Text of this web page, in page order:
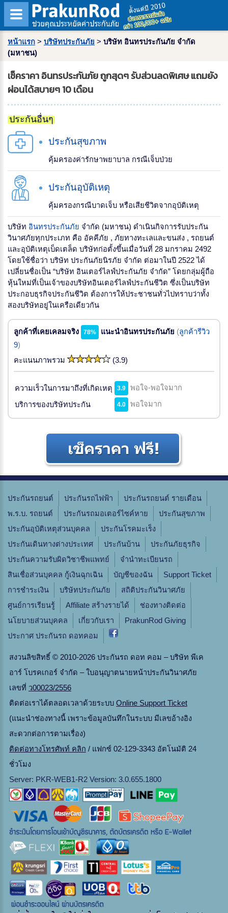
หน้าแรก > บริษัทประกันภัย > บริษัท อินทรประกันภัย จำกัด
(มหาชน)
เช็คราคา อินทรประกันภัย ถูกสุดๆ รับส่วนลดพิเศษ แถมยัง
ผ่อนได้สบายๆ 10 เดือน
ประกันอื่นๆ
ประกันสุขภาพ
คุ้มครองค่ารักษาพยาบาล กรณีเจ็บป่วย
ประกันอุบัติเหตุ
คุ้มครองกรณีบาดเจ็บ หรือเสียชีวิตจากอุบัติเหตุ
บริษัท อินทรประกันภัย จำกัด (มหาชน) ดำเนินกิจการรับประกัน
วินาศภัยทุกประเภท คือ อัคคีภัย , ภัยทางทะเลและขนส่ง , รถยนต์
และอุบัติเหตุเบ็ดเตล็ด บริษัทก่อตั้งขึ้นเมื่อวันที่ 28 มกราคม 2492
โดยใช้ชื่อว่า บริษัท ประกันภัยนิรภัย จำกัด ต่อมาในปี 2522 ได้
เปลี่ยนชื่อเป็น “บริษัท อินเตอร์ไลฟ์ประกันภัย จำกัด” โดยกลุ่มผู้ถือ
หุ้นใหม่ที่เป็นเจ้าของบริษัทอินเตอร์ไลฟ์ประกันชีวิต ซึ่งเป็นบริษัท
ประกอบธุรกิจประกันชีวิต ต้องการให้ประชาชนทั่วไปทราบว่าทั้ง
สองบริษัทอยู่ในเครือเดียวกัน
ลูกค้าที่เคยเคลมจริง 78% แนะนำอินทรประกันภัย (ลูกค้ารีวิว
9)
คะแนนภาพรวม
(3.9)
ความเร็วในการมาถึงที่เกิดเหตุ 3.9 พอใจ-พอใจมาก
บริการของบริษัทประกัน 4.0 พอใจมาก
ประกันรถยนต์ ประกันรถไฟฟ้า
ประกันรถยนต์ รายเดือน
พ.ร.บ. รถยนต์
ประกันรถมอเตอร์ไซค์หาย
ประกันสุขภาพ
ประกันอุบัติเหตุส่วนบุคคล
ประกันโรคมะเร็ง
ประกันเดินทางต่างประเทศ
ประกันบ้าน
ประกันภัยธุรกิจ
ประกันความรับผิดวิชาชีพแพทย์
จํานําทะเบียนรถ
สินเชื่อส่วนบุคคล กู้เงินฉุกเฉิน
บัญชีของฉัน
Support Ticket
การชำระเงิน
บริษัทประกันภัย
สถิติประกันวินาศภัย
ศูนย์การเรียนรู้
Affiliate สร้างรายได้
ช่องทางติดต่อ
นโยบายส่วนบุคคล
เกี่ยวกับเรา
PrakunRod Giving
ประกาศ ประกันรถ ดอทคอม
สงวนลิขสิทธิ์ © 2010-2026 ประกันรถ ดอท คอม – บริษัท พีเค
อาร์ โบรคเกอร์ จำกัด – ใบอนุญาตนายหน้าประกันวินาศภัย
เลขที่ ว00023/2556
ติดต่อเราได้ตลอดเวลาด้วยระบบ Online Support Ticket
(แนะนำช่องทางนี้ เพราะข้อมูลบันทึกในระบบ มีเลขอ้างอิง
สะดวกต่อการตามเรื่อง)
ติดต่อทางโทรศัพท์ คลิก / แฟกซ์ 02-129-3343 อัตโนมัติ 24
ชั่วโมง
Server: PKR-WEB1-R2 Version: 3.0.655.1800